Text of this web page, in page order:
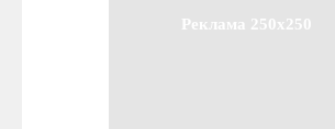
Реклама 250x250